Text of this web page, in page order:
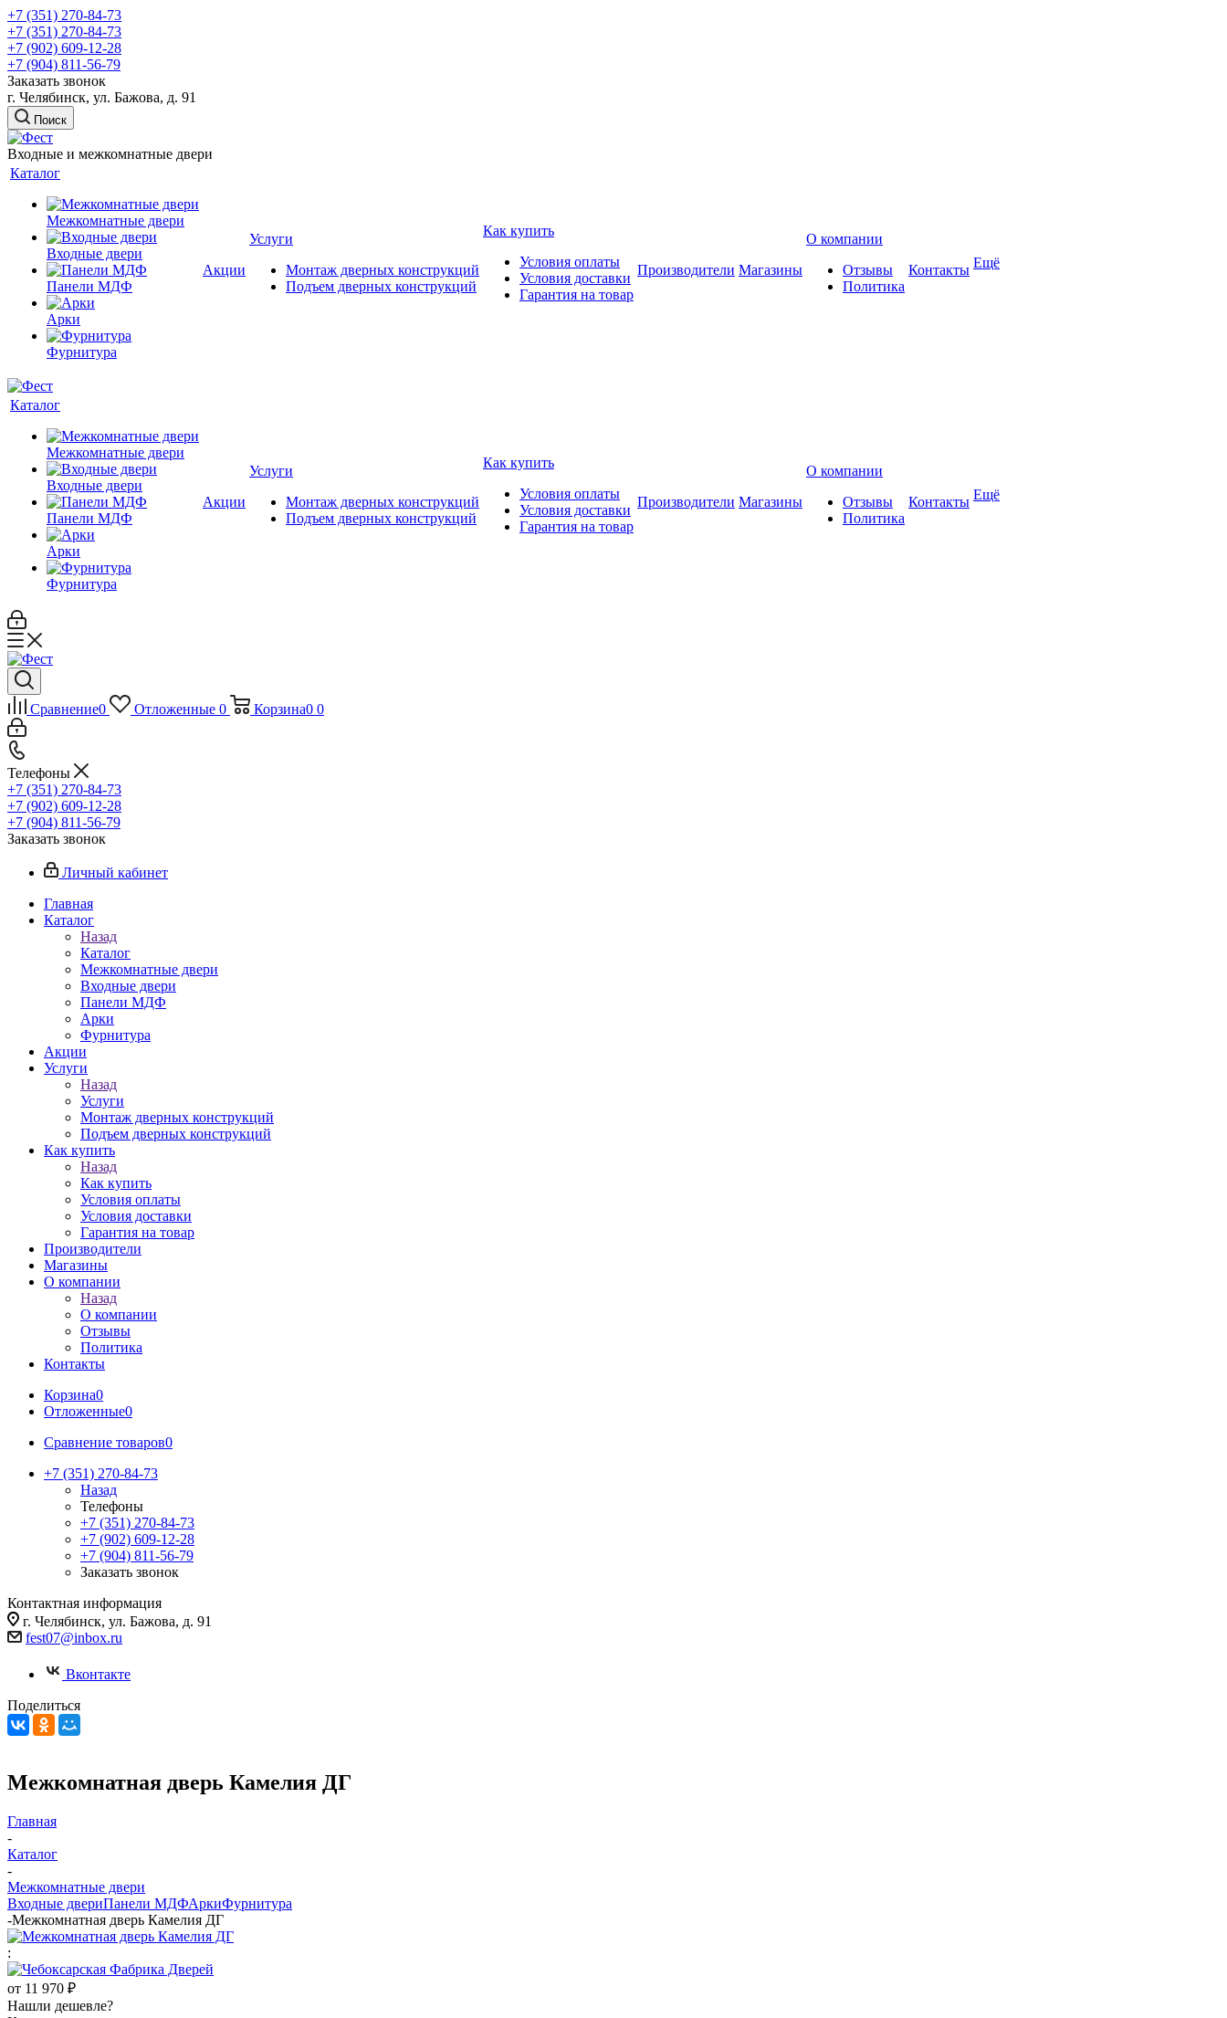
+7 (351) 270-84-73
+7 (351) 270-84-73
+7 (902) 609-12-28
+7 (904) 811-56-79
Заказать звонок
г. Челябинск, ул. Бажова, д. 91
Поиск
Входные и межкомнатные двери
Каталог
Межкомнатные двери
Входные двери
Панели МДФ
Арки
Фурнитура
Акции
Услуги
Монтаж дверных конструкций
Подъем дверных конструкций
Как купить
Условия оплаты
Условия доставки
Гарантия на товар
Производители Магазины
О компании
Отзывы
Политика
Контакты Ещё
Каталог
Межкомнатные двери
Входные двери
Панели МДФ
Арки
Фурнитура
Акции
Услуги
Монтаж дверных конструкций
Подъем дверных конструкций
Как купить
Условия оплаты
Условия доставки
Гарантия на товар
Производители Магазины
О компании
Отзывы
Политика
Контакты Ещё
Сравнение0 Отложенные 0 Корзина0 0
Телефоны
+7 (351) 270-84-73
+7 (902) 609-12-28
+7 (904) 811-56-79
Заказать звонок
Личный кабинет
Главная
Каталог
Назад
Каталог
Межкомнатные двери
Входные двери
Панели МДФ
Арки
Фурнитура
Акции
Услуги
Назад
Услуги
Монтаж дверных конструкций
Подъем дверных конструкций
Как купить
Назад
Как купить
Условия оплаты
Условия доставки
Гарантия на товар
Производители
Магазины
О компании
Назад
О компании
Отзывы
Политика
Контакты
Корзина0
Отложенные0
Сравнение товаров0
+7 (351) 270-84-73
Назад
Телефоны
+7 (351) 270-84-73
+7 (902) 609-12-28
+7 (904) 811-56-79
Заказать звонок
Контактная информация
г. Челябинск, ул. Бажова, д. 91
fest07@inbox.ru
Вконтакте
Поделиться
Межкомнатная дверь Камелия ДГ
Главная
-
Каталог
-
Межкомнатные двери
Входные двериПанели МДФАркиФурнитура
-Межкомнатная дверь Камелия ДГ
:
от 11 970 ₽
Нашли дешевле?